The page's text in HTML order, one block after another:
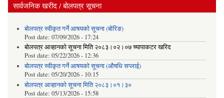
सार्वजनिक खरीद / बोलपत्र सूचना
बोलपत्र स्वीकृत गर्ने आषयको सूचना (बोरिङ)
Post date: 07/09/2026 - 17:24
बोलपत्र आव्हानको सूचना मिति २०८३।०२।०७ च्यापाकटर खरिद
Post date: 05/22/2026 - 12:36
बोलपत्र स्वीकृत गर्ने आषयको सूचना (औषधि सप्लाई)
Post date: 05/20/2026 - 10:15
बोलपत्र आव्हानको सूचना मिति २०८३।०१।३०
Post date: 05/13/2026 - 15:58